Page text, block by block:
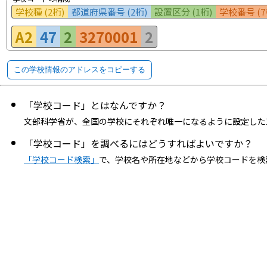
学校種 (2桁) 都道府県番号 (2桁) 設置区分 (1桁) 学校番号
A2 47 2 3270001 2
この学校情報のアドレスをコピーする
「学校コード」とはなんですか？
文部科学省が、全国の学校にそれぞれ唯一になるように設定し
「学校コード」を調べるにはどうすればよいですか？
「学校コード検索」 で、学校名や所在地などから学校コードを